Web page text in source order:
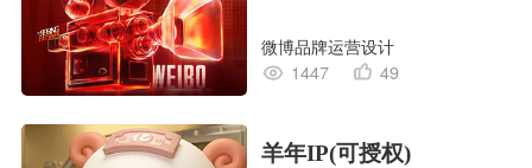
微博品牌运营设计
1447
49
羊年IP(可授权)